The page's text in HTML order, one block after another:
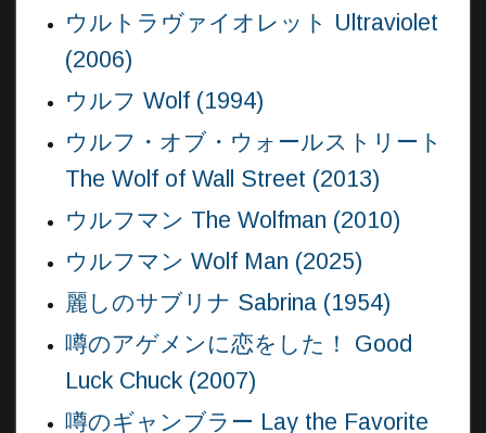
ウルトラヴァイオレット Ultraviolet
(2006)
ウルフ Wolf (1994)
ウルフ・オブ・ウォールストリート
The Wolf of Wall Street (2013)
ウルフマン The Wolfman (2010)
ウルフマン Wolf Man (2025)
麗しのサブリナ Sabrina (1954)
噂のアゲメンに恋をした！ Good
Luck Chuck (2007)
噂のギャンブラー Lay the Favorite